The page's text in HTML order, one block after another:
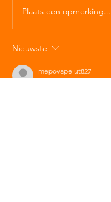
Plaats een opmerking...
Nieuwste
mepovapelut827
07 jun